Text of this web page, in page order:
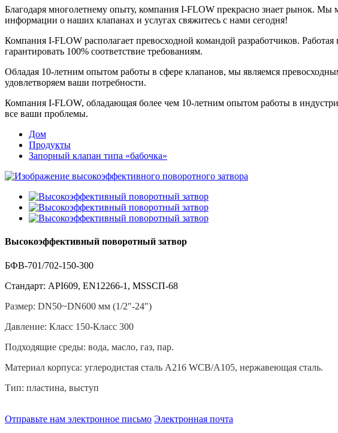
Благодаря многолетнему опыту, компания I-FLOW прекрасно знает рынок.
информации о наших клапанах и услугах свяжитесь с нами сегодня!
Компания I-FLOW располагает превосходной командой разработчиков.
гарантировать 100% соответствие требованиям.
Обладая 10-летним опытом работы в сфере клапанов, мы являемся
удовлетворяем ваши потребности.
Компания I-FLOW, обладающая более чем 10-летним опытом работы в
все ваши проблемы.
Дом
Продукты
Запорный клапан типа «бабочка»
Высокоэффективный поворотный затвор
БФВ-701/702-150-300
Стандарт: API609, EN12266-1, MSSСП-68
Размер: DN50~DN600 мм (1/2″-24″)
Давление: Класс 150-Класс 300
Подходящие среды: вода, масло, газ, пар.
Материал корпуса: углеродистая сталь A216 WCB/A105, нержавеющая сталь.
Тип: пластина, выступ
Отправьте нам электронное письмо Электронная почта